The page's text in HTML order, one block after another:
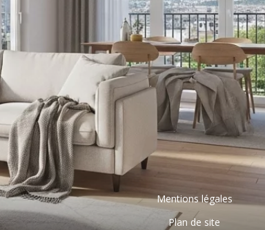
Mentions légales
Plan de site